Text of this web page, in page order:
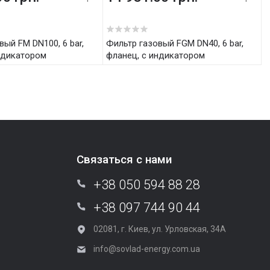
Фильтр газовый FGM DN40, 6 bar,
фланец, с индикатором
Связаться с нами
+38 050 594 88 28
+38 097 744 90 44
02081, г. Киев, ул. Урловская, 34А
info@sovlad-energy.com.ua